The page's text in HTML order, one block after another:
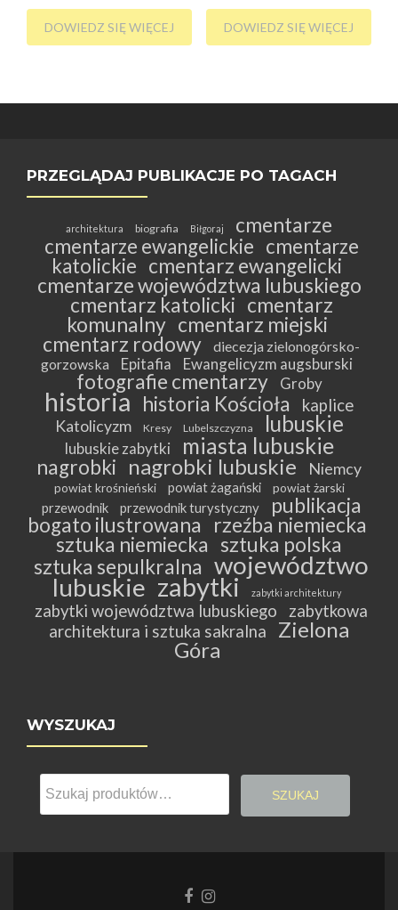
DOWIEDZ SIĘ WIĘCEJ DOWIEDZ SIĘ WIĘCEJ
PRZEGLĄDAJ PUBLIKACJE PO TAGACH
architektura biografia Biłgoraj
cmentarze
cmentarze ewangelickie cmentarze
katolickie cmentarz ewangelicki
cmentarze województwa lubuskiego
cmentarz katolicki cmentarz
komunalny cmentarz miejski
cmentarz rodowy
diecezja zielonogórsko-
gorzowska
Epitafia Ewangelicyzm augsburski
fotografie cmentarzy Groby
historia historia Kościoła kaplice
Katolicyzm Kresy Lubelszczyzna lubuskie
lubuskie zabytki miasta lubuskie
nagrobki nagrobki lubuskie Niemcy
powiat krośnieński powiat żagański powiat żarski
przewodnik przewodnik turystyczny
publikacja
bogato ilustrowana
rzeźba niemiecka
sztuka niemiecka sztuka polska
sztuka sepulkralna województwo
lubuskie zabytki zabytki architektury
zabytki województwa lubuskiego
zabytkowa
architektura i sztuka sakralna
Zielona
Góra
WYSZUKAJ
Szukaj:
SZUKAJ
LinkLink